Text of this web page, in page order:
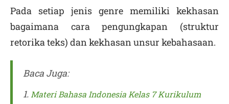
Pada setiap jenis genre memiliki kekhasan
bagaimana cara pengungkapan (struktur
retorika teks) dan kekhasan unsur kebahasaan.
Baca Juga:
1. Materi Bahasa Indonesia Kelas 7 Kurikulum